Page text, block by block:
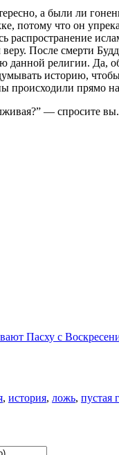
а были ли
потому что он
распространение
После смерти
данной религии. Да,
историю,
происходили прямо
— спросите
Пасху с
, история, ложь, пустая